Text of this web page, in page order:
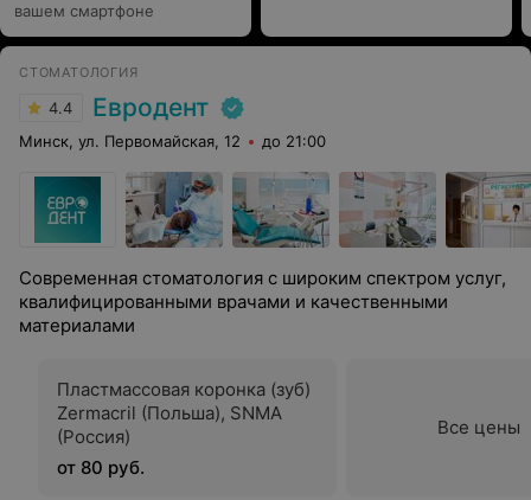
вашем смартфоне
СТОМАТОЛОГИЯ
4.4 Евродент
Минск, ул. Первомайская, 12 до 21:00
Современная стоматология с широким спектром услуг,
квалифицированными врачами и качественными
материалами
Пластмассовая коронка (зуб)
Zermacril (Польша), SNMA
(Россия)
от 80 руб.
Все цены